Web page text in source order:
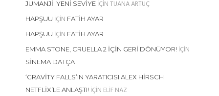
JUMANJI: YENI SEVIYEIÇINTUANA ARTUÇ
HAPŞUU IÇIN FATIH AYAR
HAPŞUU IÇIN FATIH AYAR
EMMA STONE, CRUELLA 2 İÇIN GERI DÖNÜYOR!IÇIN
SINEMA DATÇA
‘GRAVITY FALLS’IN YARATICISI ALEX HIRSCH
NETFLIX’LE ANLAŞTI!IÇIN ELIF NAZ